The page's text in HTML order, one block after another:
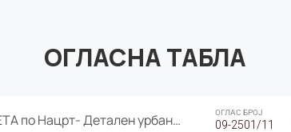
ОГЛАСНА ТАБЛА
ЈАВНА ПРЕЗЕНТАЦИЈА И ЈАВНА АНКЕТА по Нацрт- Детален урбанистички план Градска четврт Ј 05- Барутана, Општина Центар- Скопје, плански период 2025-2030 ОГЛАС БРОЈ
09-2501/11